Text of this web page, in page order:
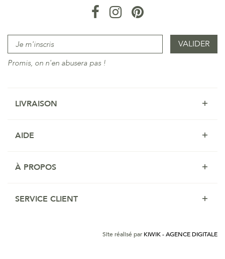
Promis, on n'en abusera pas !
LIVRAISON
AIDE
À PROPOS
SERVICE CLIENT
Site réalisé par KIWIK - AGENCE DIGITALE